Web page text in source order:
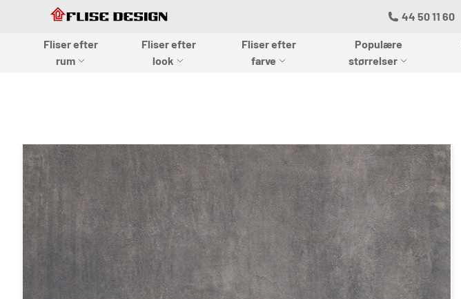
Skip to Content
Skip to Content
Flise design
44 50 11 60
Fliser efter
rum
Fliser efter
look
Fliser efter
farve
Populære
størrelser